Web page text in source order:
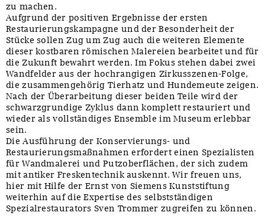
zu machen.
Aufgrund der positiven Ergebnisse der ersten
Restaurierungskampagne und der Besonderheit der
Stücke sollen Zug um Zug auch die weiteren Elemente
dieser kostbaren römischen Malereien bearbeitet und für
die Zukunft bewahrt werden. Im Fokus stehen dabei zwei
Wandfelder aus der hochrangigen Zirkusszenen-Folge,
die zusammengehörig Tierhatz und Hundemeute zeigen.
Nach der Überarbeitung dieser beiden Teile wird der
schwarzgrundige Zyklus dann komplett restauriert und
wieder als vollständiges Ensemble im Museum erlebbar
sein.
Die Ausführung der Konservierungs- und
Restaurierungsmaßnahmen erfordert einen Spezialisten
für Wandmalerei und Putzoberflächen, der sich zudem
mit antiker Freskentechnik auskennt. Wir freuen uns,
hier mit Hilfe der Ernst von Siemens Kunststiftung
weiterhin auf die Expertise des selbstständigen
Spezialrestaurators Sven Trommer zugreifen zu können.